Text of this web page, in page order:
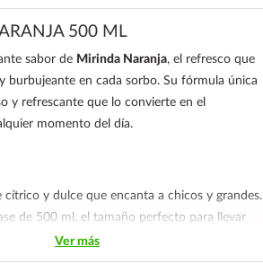
500 ML
sabor de Mirinda Naranja, el refresco que
burbujeante en cada sorbo. Su fórmula única
y refrescante que lo convierte en el
momento del día.
cítrico y dulce que encanta a chicos y grandes.
de 500 ml, el tamaño perfecto para llevar
o acompañar tus comidas.
ideal para calmar la sed con un
Ver más